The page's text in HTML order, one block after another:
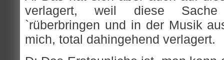
verlagert, weil diese Sache
`rüberbringen und in der Musik
mich, total dahingehend verlagert.